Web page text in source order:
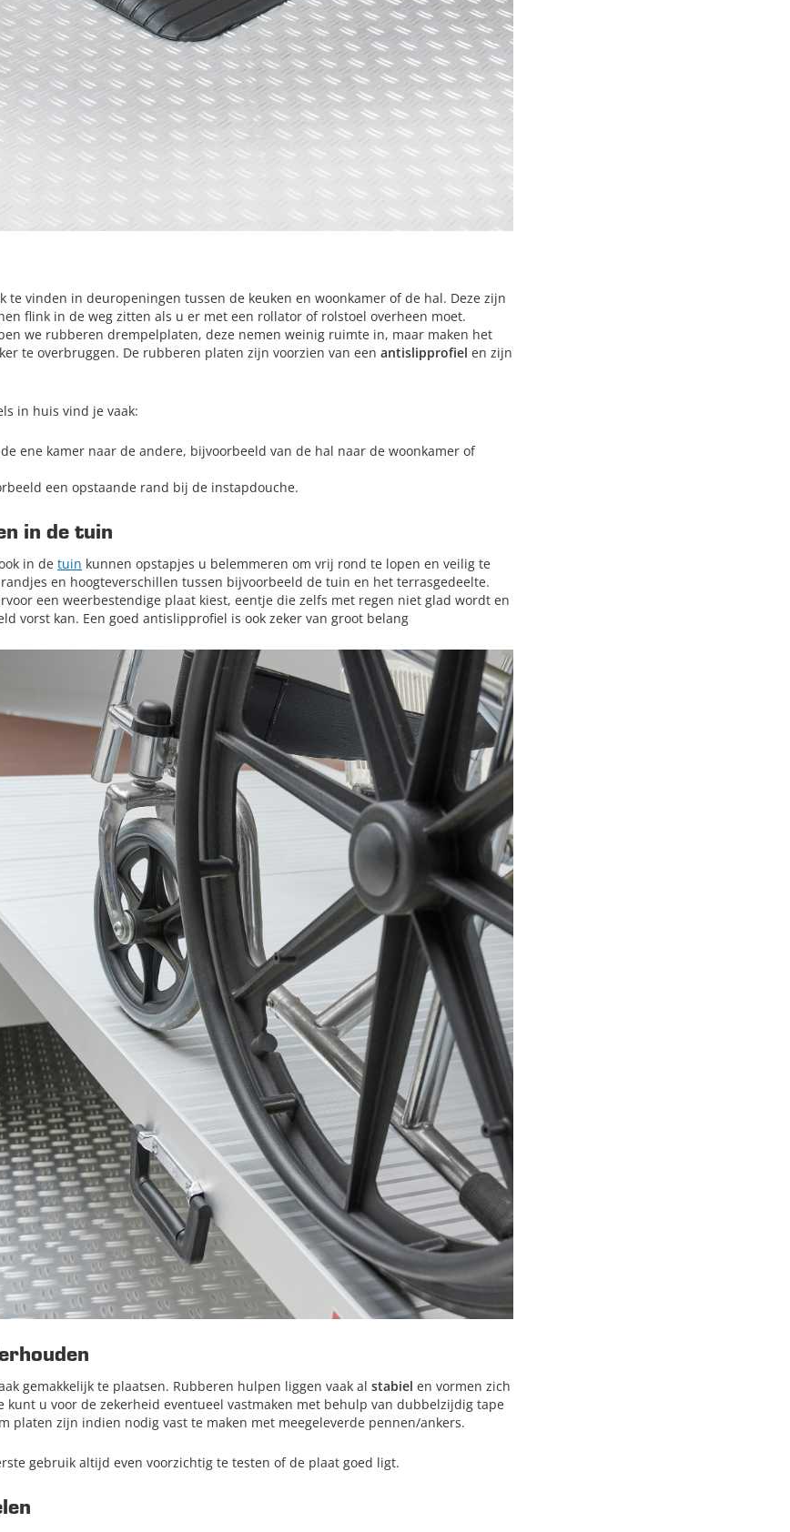
te vinden in deuropeningen tussen de keuken en woonkamer of de hal. Deze zijn
flink in de weg zitten als u er met een rollator of rolstoel overheen moet.
we rubberen drempelplaten, deze nemen weinig ruimte in, maar maken het
te overbruggen. De rubberen platen zijn voorzien van een antislipprofiel en zijn
in huis vind je vaak:
ene kamer naar de andere, bijvoorbeeld van de hal naar de woonkamer of
een opstaande rand bij de instapdouche.
in de tuin
in de tuin kunnen opstapjes u belemmeren om vrij rond te lopen en veilig te
en hoogteverschillen tussen bijvoorbeeld de tuin en het terrasgedeelte.
een weerbestendige plaat kiest, eentje die zelfs met regen niet glad wordt en
vorst kan. Een goed antislipprofiel is ook zeker van groot belang
gemakkelijk te plaatsen. Rubberen hulpen liggen vaak al stabiel en vormen zich
kunt u voor de zekerheid eventueel vastmaken met behulp van dubbelzijdig tape
platen zijn indien nodig vast te maken met meegeleverde pennen/ankers.
gebruik altijd even voorzichtig te testen of de plaat goed ligt.